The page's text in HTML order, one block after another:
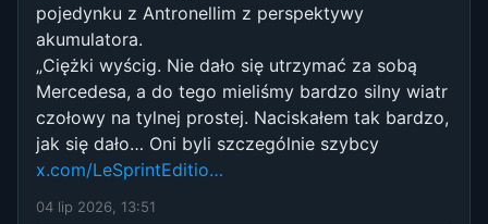
pojedynku z Antronellim z perspektywy
akumulatora.
„Ciężki wyścig. Nie dało się utrzymać za sobą
Mercedesa, a do tego mieliśmy bardzo silny wiatr
czołowy na tylnej prostej. Naciskałem tak bardzo,
jak się dało… Oni byli szczególnie szybcy
x.com/LeSprintEditio…
04 lip 2026, 13:51